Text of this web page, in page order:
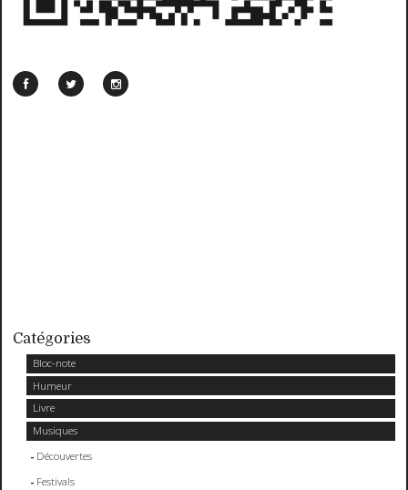
Catégories
Bloc-note
Humeur
Livre
Musiques
Découvertes
Festivals